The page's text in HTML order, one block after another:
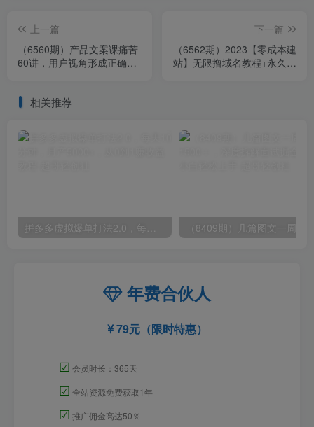
上一篇
（6560期）产品文案课痛苦
60讲，用户视角形成正确文
下一篇
（6562期）2023【零成本建
站】无限撸域名教程+永久兔
相关推荐
年费合伙人
79元（限时特惠）
☑ 会员时长：365天
☑ 全站资源免费获取1年
☑ 推广佣金高达50％